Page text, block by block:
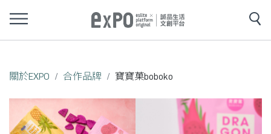
關於EXPO 合作品牌 寶寶菓boboko